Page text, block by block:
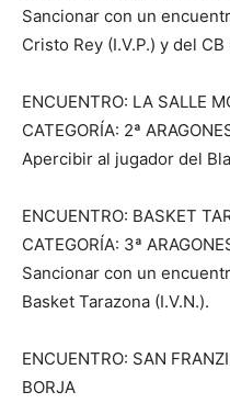
Sancionar con un
Cristo Rey (I.V.P.) y del
ENCUENTRO: LA SALLE
CATEGORÍA: 2ª
Apercibir al jugador del
ENCUENTRO: BASKET
CATEGORÍA: 3ª
Sancionar con un
Basket Tarazona (I.V.N.).
ENCUENTRO: SAN
BORJA